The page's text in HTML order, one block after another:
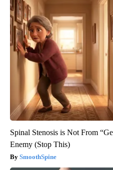
Spinal Stenosis is Not From
Enemy (Stop This)
SmoothSpine